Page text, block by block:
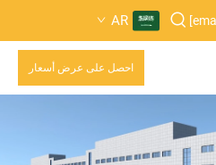
AR
احصل على عرض أسعار